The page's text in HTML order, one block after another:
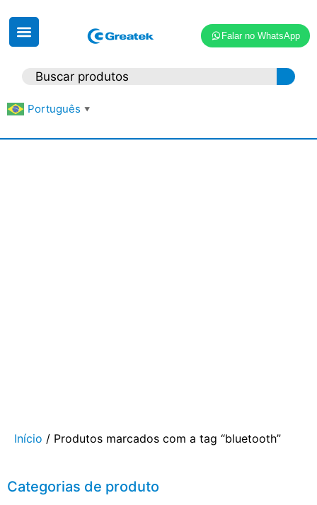
Falar no WhatsApp
Português ▼
Início / Produtos marcados com a tag “bluetooth”
Categorias de produto